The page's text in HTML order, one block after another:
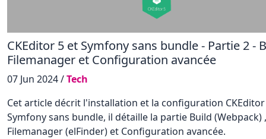
CKEditor 5 et Symfony sans bundle - Partie 2 -
Filemanager et Configuration avancée
07 Jun 2024 /Tech
Cet article décrit l'installation et la configuration
Symfony sans bundle, il détaille la partie Build (Webpack) ,
Filemanager (elFinder) et Configuration avancée.